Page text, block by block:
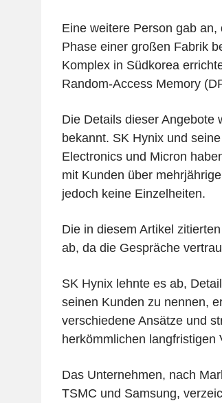
Eine weitere Person gab
Phase einer großen Fabrik
Komplex in Südkorea
Random-Access Memory
Die Details dieser Angebote
bekannt. SK Hynix und
Electronics und Micron
mit Kunden über
jedoch keine Einzelheiten.
Die in diesem Artikel
ab, da die Gespräche
SK Hynix lehnte es ab,
seinen Kunden zu nennen,
verschiedene Ansätze und
herkömmlichen langfristigen
Das Unternehmen, nach
TSMC und Samsung,